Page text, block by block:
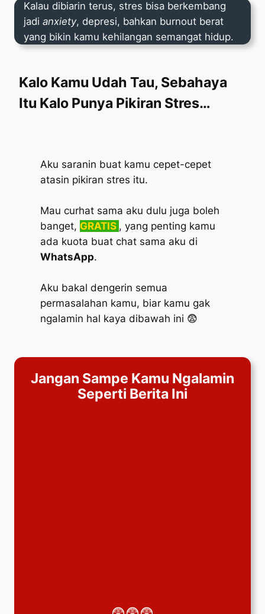
Kalau dibiarin terus, stres bisa berkembang
jadi anxiety, depresi, bahkan burnout berat
yang bikin kamu kehilangan semangat hidup.
Kalo Kamu Udah Tau, Sebahaya
Itu Kalo Punya Pikiran Stres…
Aku saranin buat kamu cepet-cepet
atasin pikiran stres itu.
Mau curhat sama aku dulu juga boleh
banget, GRATIS , yang penting kamu
ada kuota buat chat sama aku di
WhatsApp.
Aku bakal dengerin semua
permasalahan kamu, biar kamu gak
ngalamin hal kaya dibawah ini 😨
Jangan Sampe Kamu Ngalamin
Seperti Berita Ini